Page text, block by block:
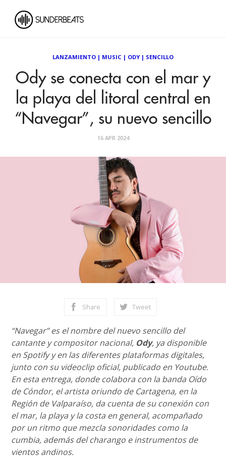
LANZAMIENTO | MUSIC | ODY| SENCILLO
Ody se conecta con el mar y
la playa del litoral central en
“Navegar”, su nuevo sencillo
16 APR 2024
Share Tweet
“Navegar” es el nombre del nuevo sencillo del
cantante y compositor nacional, Ody, ya disponible
en Spotify y en las diferentes plataformas digitales,
junto con su videoclip oficial, publicado en Youtube.
En esta entrega, donde colabora con la banda Oído
de Cóndor, el artista oriundo de Cartagena, en la
Región de Valparaíso, da cuenta de su conexión con
el mar, la playa y la costa en general, acompañado
por un ritmo que mezcla sonoridades como la
cumbia, además del charango e instrumentos de
vientos andinos.